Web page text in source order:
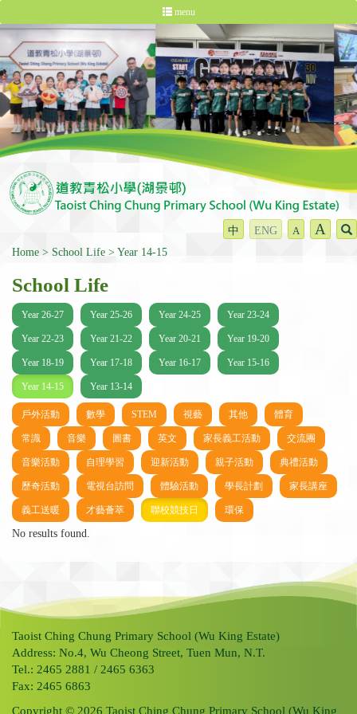
menu
中 ENG A A
Home School Life Year 14-15
School Life
Year 26-27 Year 25-26 Year 24-25 Year 23-24
Year 22-23 Year 21-22 Year 20-21 Year 19-20
Year 18-19 Year 17-18 Year 16-17 Year 15-16
Year 14-15 Year 13-14
戶外活動 數學 STEM 視藝 其他 體育
常識 音樂 圖書 英文 家長義工活動 交流團
音樂活動 自理學習 迎新活動 親子活動 典禮活動
歷奇活動 電視台訪問 體驗活動 學長計劃 家長講座
義工送暖 才藝薈萃 聯校競技日 環保
No results found.
Taoist Ching Chung Primary School (Wu King Estate)
Address: No.4, Wu Cheong Street, Tuen Mun, N.T.
Tel.: 2465 2881 / 2465 6363
Fax: 2465 6863
Copyright © 2026 Taoist Ching Chung Primary School (Wu King